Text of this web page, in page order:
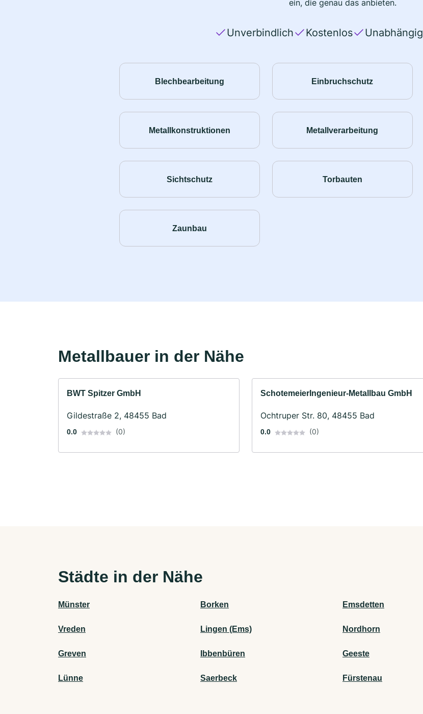
ein, die genau das anbieten.
Unverbindlich Kostenlos Unabhängig
Blechbearbeitung Einbruchschutz
Metallkonstruktionen Metallverarbeitung
Sichtschutz Torbauten
Zaunbau
Metallbauer in der Nähe
BWT Spitzer GmbH
Gildestraße 2, 48455 Bad
0.0 (0)
SchotemeierIngenieur-Metallbau GmbH
Ochtruper Str. 80, 48455 Bad
0.0 (0)
Städte in der Nähe
Münster Borken Emsdetten
Vreden Lingen (Ems) Nordhorn
Greven Ibbenbüren Geeste
Lünne Saerbeck Fürstenau